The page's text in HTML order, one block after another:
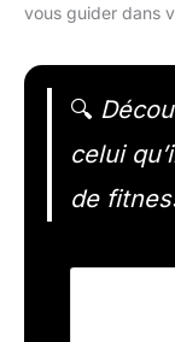
vous guider dans
🔍
celui
de